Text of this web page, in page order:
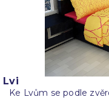
Lvi
Ke Lvům se podle